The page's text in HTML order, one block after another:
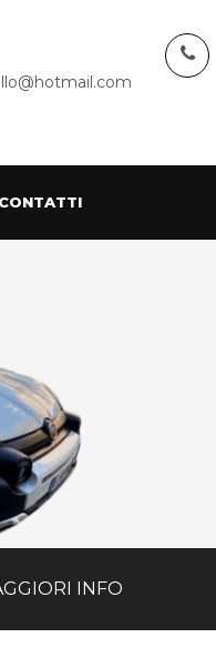
CONTATTI
INFO